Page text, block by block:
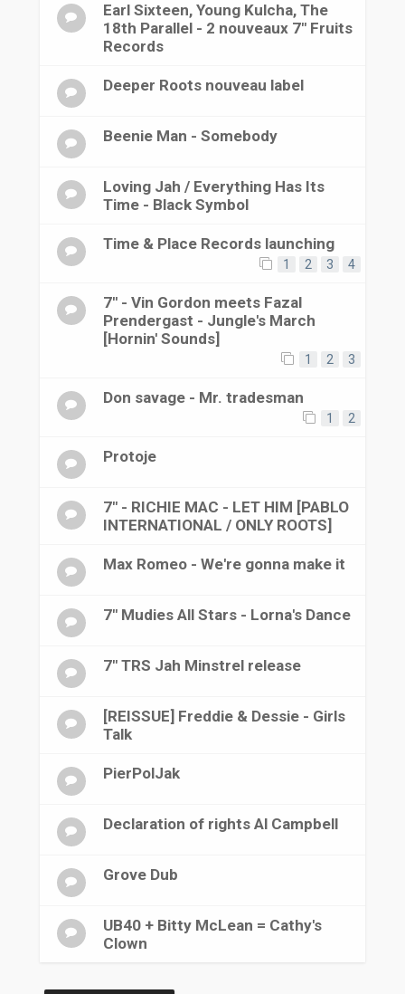
Earl Sixteen, Young Kulcha, The
18th Parallel - 2 nouveaux 7" Fruits
Records
Deeper Roots nouveau label
Beenie Man - Somebody
Loving Jah / Everything Has Its
Time - Black Symbol
Time & Place Records launching
1 2 3 4
7'' - Vin Gordon meets Fazal
Prendergast - Jungle's March
[Hornin' Sounds]
1 2 3
Don savage - Mr. tradesman
1 2
Protoje
7" - RICHIE MAC - LET HIM [PABLO
INTERNATIONAL / ONLY ROOTS]
Max Romeo - We're gonna make it
7" Mudies All Stars - Lorna's Dance
7" TRS Jah Minstrel release
[REISSUE] Freddie & Dessie - Girls
Talk
PierPolJak
Declaration of rights Al Campbell
Grove Dub
UB40 + Bitty McLean = Cathy's
Clown